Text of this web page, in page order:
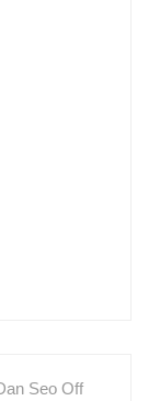
Seo Off